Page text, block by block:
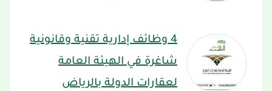
4 وظائف إدارية تقنية وقانونية
شاغرة في الهيئة العامة
لعقارات الدولة بالرياض